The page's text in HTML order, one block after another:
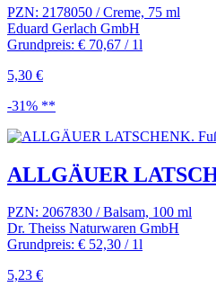
PZN: 2178050 / Creme, 75 ml
Eduard Gerlach GmbH
Grundpreis: € 70,67 / 1l
5,30 €
-31% **
ALLGÄUER
PZN: 2067830 / Balsam, 100 ml
Dr. Theiss Naturwaren GmbH
Grundpreis: € 52,30 / 1l
5,23 €